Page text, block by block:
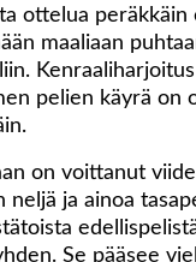
ottelua peräkkäin
maaliaan
pelien käyrä on
on voittanut
neljä ja ainoa
Se pääsee